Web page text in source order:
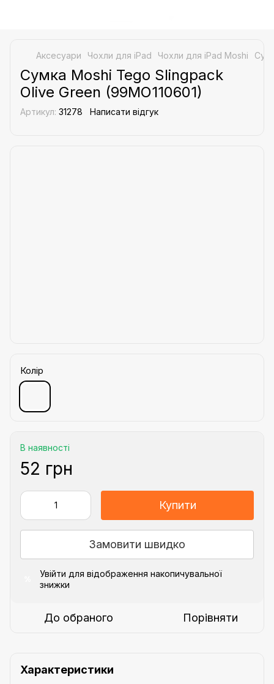
Аксесуари Чохли для iPad Чохли для iPad Moshi
Сумка Moshi Tego Slingpack
Olive Green (99MO110601)
Артикул: 31278 Написати відгук
Колір
В наявності
52 грн
Купити
Замовити швидко
Увійти для відображення накопичувальної
знижки
До обраного Порівняти
Характеристики